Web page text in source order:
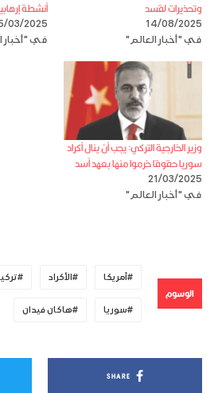
وتحذيرات لقسد
14/08/2025
في "أخبار العالم"
أنشطة
03/2025
في "أخبار
وزير الخارجية التركي: يجب أن ينال أكراد
سوريا حقوقا حُرموا منها بعهد أسد
21/03/2025
في "أخبار العالم"
الوسوم
أمريكا الأكراد
سوريا هاكان فيدان
SHARE